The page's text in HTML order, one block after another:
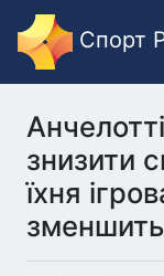
Спорт
знизити
їхня